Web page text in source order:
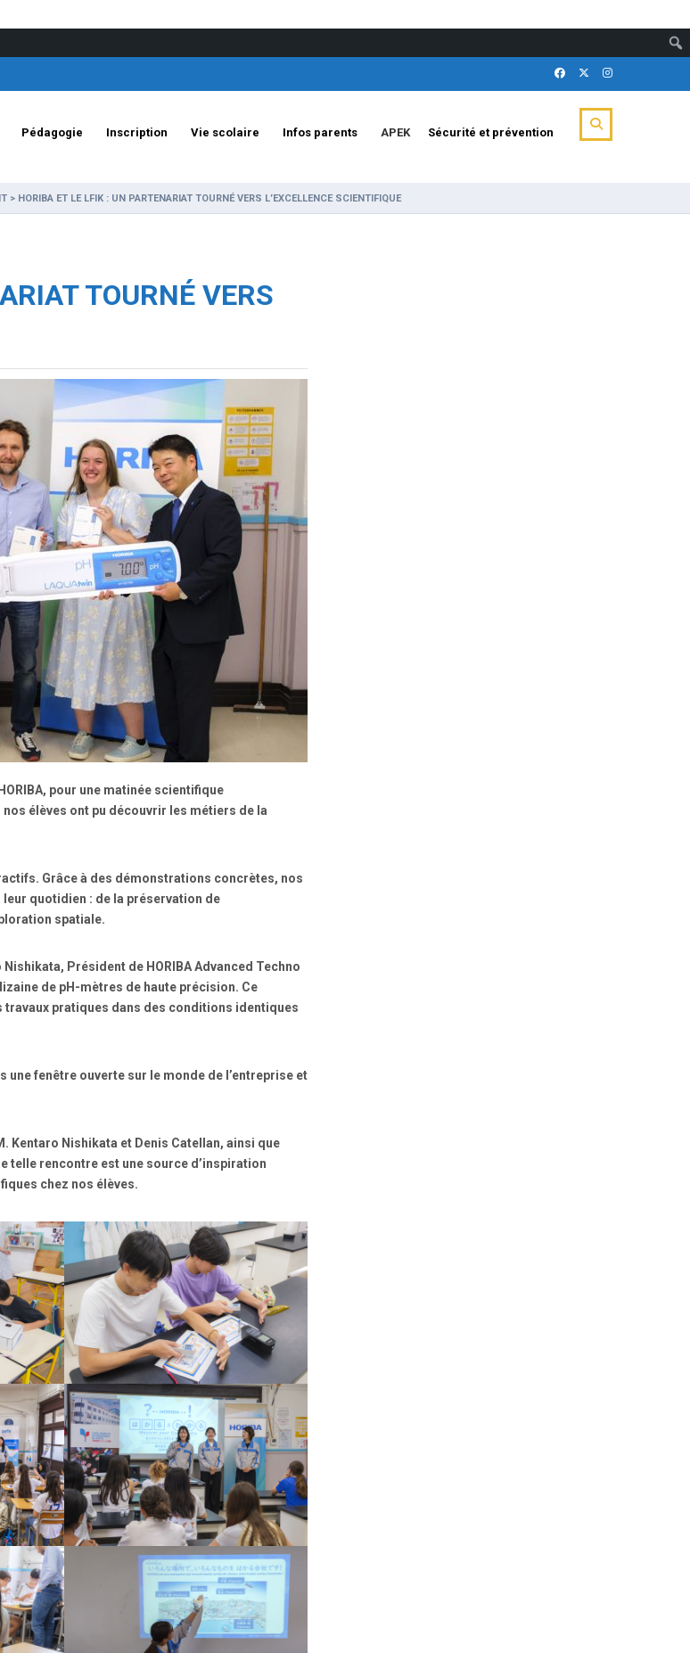
Pédagogie Inscription Vie scolaire Infos parents APEK Sécurité et prévention
> HORIBA ET LE LFIK : UN PARTENARIAT TOURNÉ VERS L’EXCELLENCE SCIENTIFIQUE
TOURNÉ VERS
pour une matinée scientifique
élèves ont pu découvrir les métiers de la
Grâce à des démonstrations concrètes, nos
quotidien : de la préservation de
spatiale.
Président de HORIBA Advanced Techno
de pH-mètres de haute précision. Ce
pratiques dans des conditions identiques
une fenêtre ouverte sur le monde de l’entreprise et
Kentaro Nishikata et Denis Catellan, ainsi que
telle rencontre est une source d’inspiration
chez nos élèves.